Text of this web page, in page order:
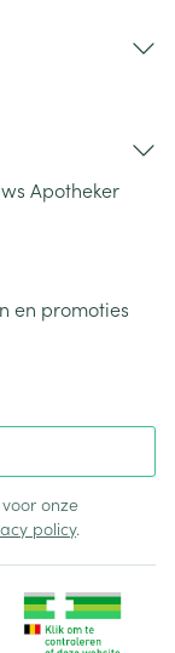
Apotheker
en promoties
onze
policy.